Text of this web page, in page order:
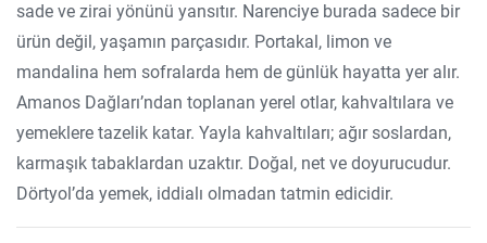
sade ve zirai yönünü yansıtır. Narenciye burada sadece bir
ürün değil, yaşamın parçasıdır. Portakal, limon ve
mandalina hem sofralarda hem de günlük hayatta yer alır.
Amanos Dağları’ndan toplanan yerel otlar, kahvaltılara ve
yemeklere tazelik katar. Yayla kahvaltıları; ağır soslardan,
karmaşık tabaklardan uzaktır. Doğal, net ve doyurucudur.
Dörtyol’da yemek, iddialı olmadan tatmin edicidir.